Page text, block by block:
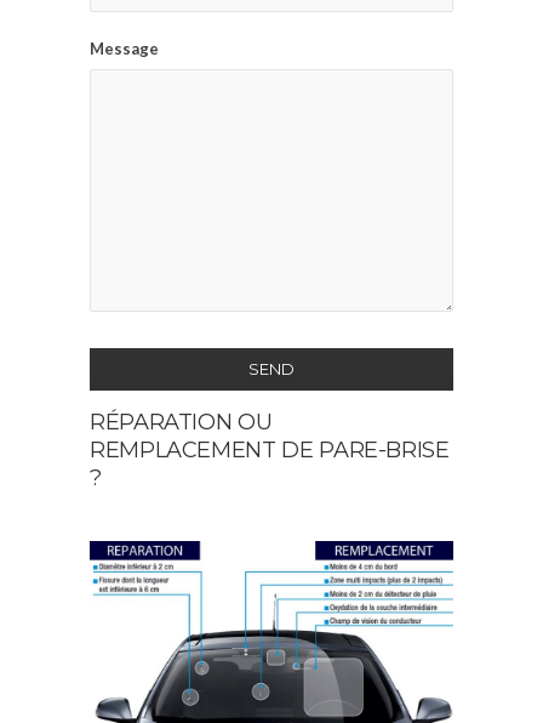
Message
SEND
This
field
should
left
blank
RÉPARATION OU
REMPLACEMENT DE PARE-BRISE
?